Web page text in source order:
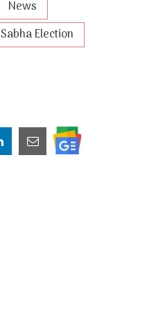
News
Election